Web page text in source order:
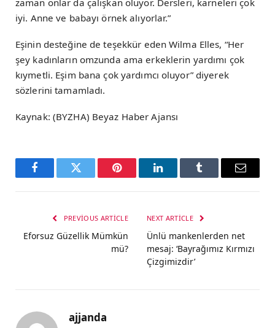
iyi. Anne ve babayı örnek alıyorlar.”
Eşinin desteğine de teşekkür eden Wilma Elles, “Her
şey kadınların omzunda ama erkeklerin yardımı çok
kıymetli. Eşim bana çok yardımcı oluyor” diyerek
sözlerini tamamladı.
Kaynak: (BYZHA) Beyaz Haber Ajansı
FacebookTwitter Pinterest LinkedInTumblr Email
PREVIOUS ARTICLE
Eforsuz Güzellik Mümkün
mü?
NEXT ARTICLE
Ünlü mankenlerden net
mesaj: ‘Bayrağımız Kırmızı
Çizgimizdir’
ajjanda